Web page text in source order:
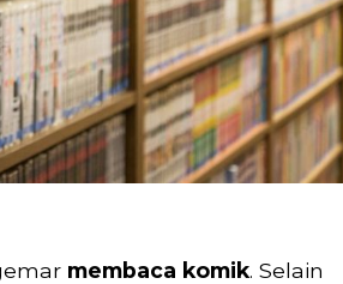
membaca komik. Selain